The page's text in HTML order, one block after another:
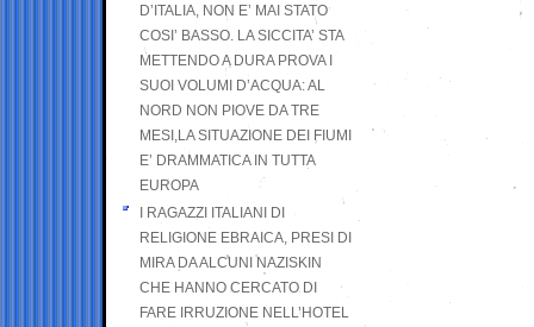
D’ITALIA, NON E’ MAI STATO
COSI’ BASSO. LA SICCITA’ STA
METTENDO A DURA PROVA I
SUOI VOLUMI D’ACQUA: AL
NORD NON PIOVE DA TRE
MESI,LA SITUAZIONE DEI FIUMI
E’ DRAMMATICA IN TUTTA
EUROPA
I RAGAZZI ITALIANI DI
RELIGIONE EBRAICA, PRESI DI
MIRA DA ALCUNI NAZISKIN
CHE HANNO CERCATO DI
FARE IRRUZIONE NELL’HOTEL